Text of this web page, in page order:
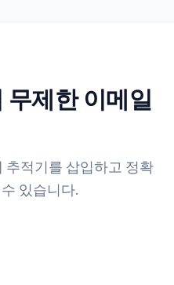
제한 이메일
추적기를 삽입하고 정확
있습니다.